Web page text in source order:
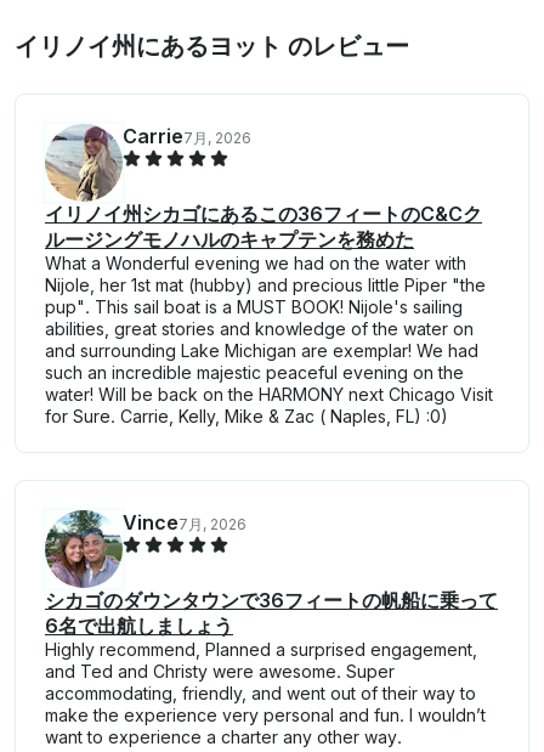
イリノイ州にあるヨット のレビュー
Carrie7月, 2026
イリノイ州シカゴにあるこの36フィートのC&Cク
ルージングモノハルのキャプテンを務めた
What a Wonderful evening we had on the water with
Nijole, her 1st mat (hubby) and precious little Piper "the
pup". This sail boat is a MUST BOOK! Nijole's sailing
abilities, great stories and knowledge of the water on
and surrounding Lake Michigan are exemplar! We had
such an incredible majestic peaceful evening on the
water! Will be back on the HARMONY next Chicago Visit
for Sure. Carrie, Kelly, Mike & Zac ( Naples, FL) :0)
Vince7月, 2026
シカゴのダウンタウンで36フィートの帆船に乗って
6名で出航しましょう
Highly recommend, Planned a surprised engagement,
and Ted and Christy were awesome. Super
accommodating, friendly, and went out of their way to
make the experience very personal and fun. I wouldn’t
want to experience a charter any other way.